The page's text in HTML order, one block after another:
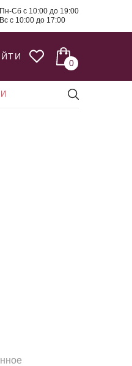
Пн-Сб с 10:00 до 19:00
Вс с 10:00 до 17:00
0